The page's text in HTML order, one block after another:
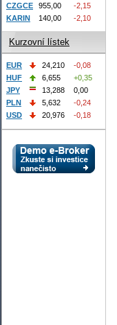
CZGCE
955,00
-2,15
KARIN
140,00 -2,10
Kurzovní lístek
EUR 24,210
-0,08
HUF
6,655
+0,35
JPY
13,288
0,00
PLN
5,632
-0,24
USD
20,976 -0,18